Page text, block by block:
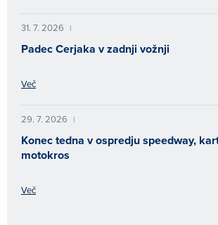
31. 7. 2026 |
Padec Cerjaka v zadnji vožnji
Več
29. 7. 2026 |
Konec tedna v ospredju speedway,
motokros
Več